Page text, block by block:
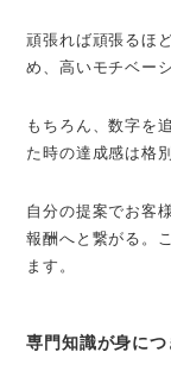
頑張れば頑張るほ
め、高いモチベー
もちろん、数字を
た時の達成感は格
自分の提案でお客
報酬へと繋がる。
ます。
専門知識が身に